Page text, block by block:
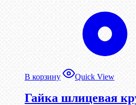
В корзину Quick View
Гайка шлицевая